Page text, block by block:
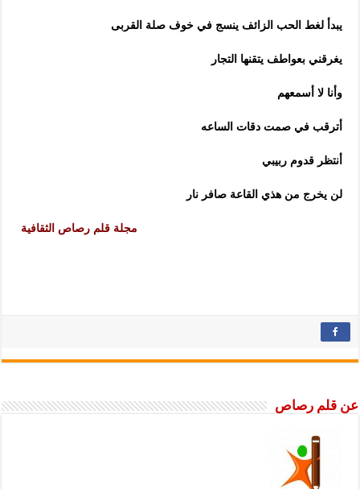
يبدأ لغط الحب الزائف ينسج في خوف صلة القربى
يغرقني بعواطف يتقنها التجار
وأنا لا أسمعهم
أترقب في صمت دقات الساعه
أنتظر قدوم ربيبي
لن يخرج من هذي القاعة صافر نار
مجلة قلم رصاص الثقافية
عن قلم رصاص